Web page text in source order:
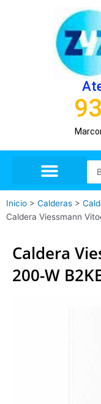
Inicio > Calderas >
Caldera Viessmann
Caldera
200-W